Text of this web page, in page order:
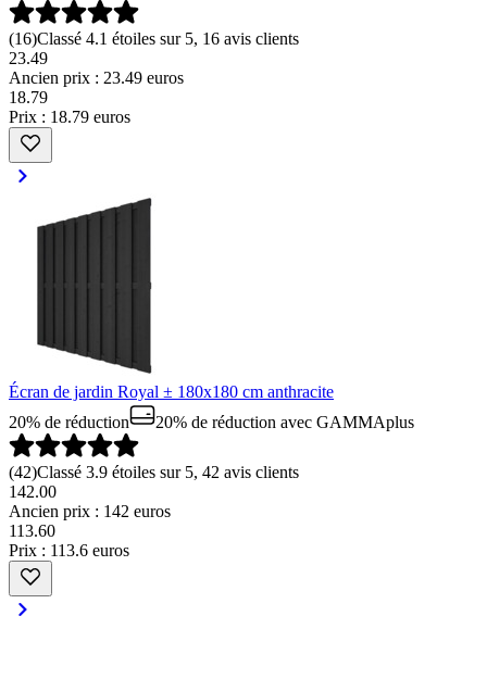
(16)Classé 4.1 étoiles sur 5, 16 avis clients
23.49
Ancien prix : 23.49 euros
18.79
Prix : 18.79 euros
Écran de jardin Royal ± 180x180 cm anthracite
20% de réduction
20% de réduction avec GAMMAplus
(42)Classé 3.9 étoiles sur 5, 42 avis clients
142.00
Ancien prix : 142 euros
113.60
Prix : 113.6 euros